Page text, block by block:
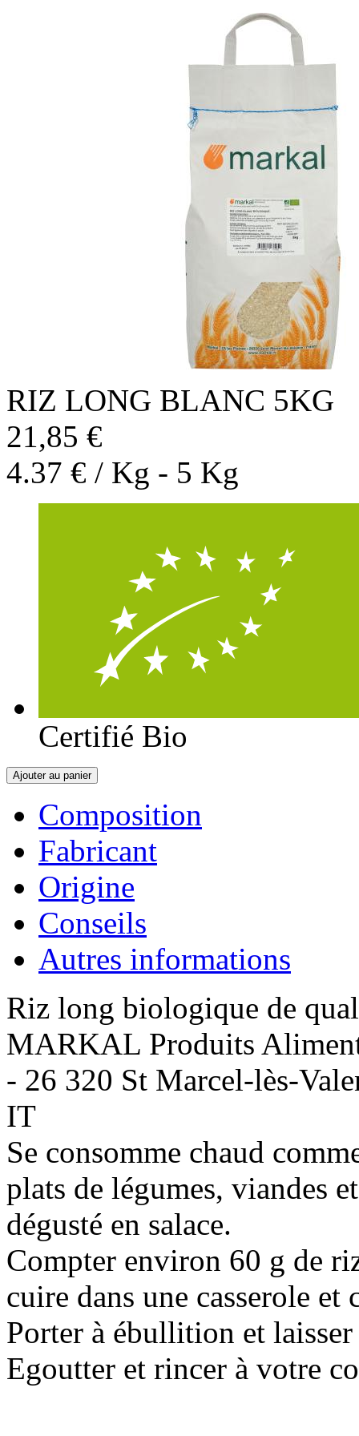
RIZ LONG BLANC 5KG
21,85 €
4.37 € / Kg - 5 Kg
Certifié Bio
Ajouter au panier
Composition
Fabricant
Origine
Conseils
Autres informations
Riz long biologique de
MARKAL Produits
- 26 320 St Marcel-lès-
IT
Se consomme chaud
plats de légumes, viandes
dégusté en salace.
Compter environ 60 g de
cuire dans une casserole
Porter à ébullition et
Egoutter et rincer à votre